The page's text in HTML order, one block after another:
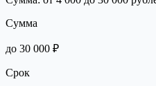
Сумма
до 30 000 ₽
Срок